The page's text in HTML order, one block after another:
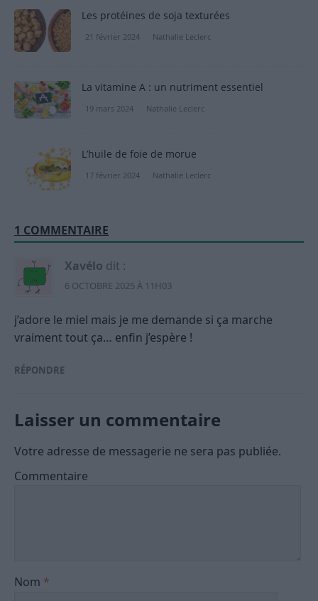
Les protéines de soja texturées
21 février 2024 Nathalie Leclerc
La vitamine A : un nutriment essentiel
19 mars 2024 Nathalie Leclerc
L’huile de foie de morue
17 février 2024 Nathalie Leclerc
1 COMMENTAIRE
Xavélo dit :
6 OCTOBRE 2025 À 11H03
j’adore le miel mais je me demande si ça marche
vraiment tout ça… enfin j’espère !
RÉPONDRE
Laisser un commentaire
Votre adresse de messagerie ne sera pas publiée.
Commentaire
Nom *